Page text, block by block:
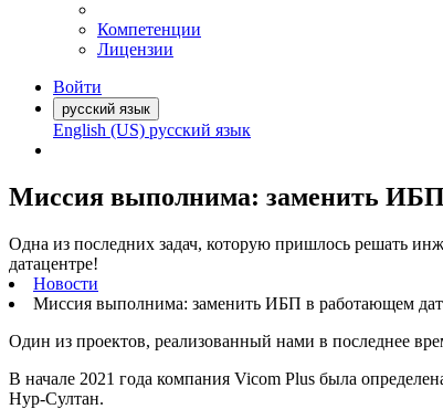
Компетенции
Лицензии
Войти
русский язык
English (US) русский язык
Миссия выполнима: заменить ИБП
Одна из последних задач, которую пришлось решать
датацентре!
Новости
Миссия выполнима: заменить ИБП в работающем
Один из проектов, реализованный нами в последнее
В начале 2021 года компания Vicom Plus была
Нур-Султан.